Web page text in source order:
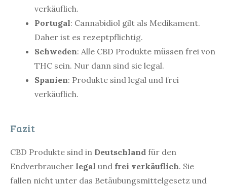
verkäuflich.
Portugal: Cannabidiol gilt als Medikament.
Daher ist es rezeptpflichtig.
Schweden: Alle CBD Produkte müssen frei von
THC sein. Nur dann sind sie legal.
Spanien: Produkte sind legal und frei
verkäuflich.
Fazit
CBD Produkte sind in Deutschland für den
Endverbraucher legal und frei verkäuflich. Sie
fallen nicht unter das Betäubungsmittelgesetz und